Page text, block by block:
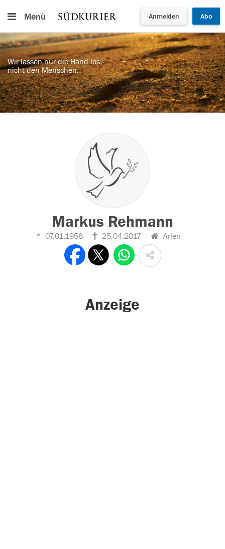
Menü Anmelden Abo
Wir lassen nur die Hand los,
nicht den Menschen.
Markus Rehmann
07.01.1956 25.04.2017 Arlen
Anzeige